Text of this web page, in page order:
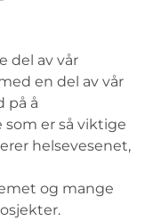
del av vår​
⁤en ⁤del av vår
på​ å
er ‍så viktige
helsevesenet,
‌og mange